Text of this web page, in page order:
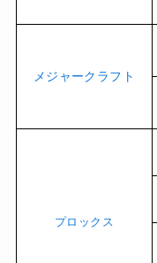
メジャークラフト
プロックス